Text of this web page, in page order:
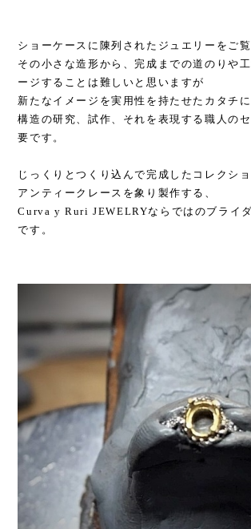
ショーケースに陳列されたジュエリーをご覧
その小さな造形から、完成までの道のりや
ージすることは難しいと思いますが
新たなイメージを実用性を持たせたカタチ
構造の研究、試作、それを表現する職人の
要です。
じっくりとつくり込んで完成したコレクショ
アンティークレースを象り製作する、
Curva y Ruri JEWELRYならではのブライ
です。